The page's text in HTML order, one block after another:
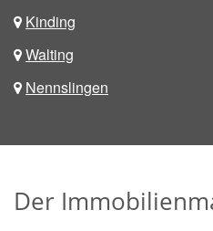
Kinding
Walting
Nennslingen
Der